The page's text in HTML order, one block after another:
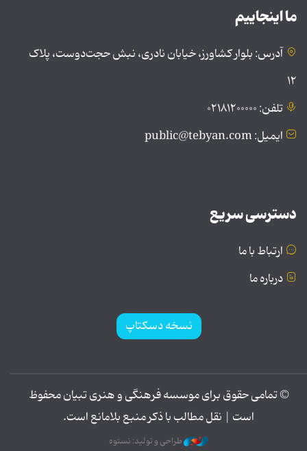
ما اینجاییم
آدرس: بلوار کشاورز، خیابان نادری، نبش حجت‌دوست، پلاک
۱۲
تلفن: ۰۲۱۸۱۲۰۰۰۰۰
ایمیل: public@tebyan.com
دسترسی سریع
ارتباط با ما
درباره ما
نسخه دسکتاپ
© تمامی حقوق برای موسسه فرهنگی و هنری تبیان محفوظ
است | نقل مطالب با ذکر منبع بلامانع است.
طراحی و تولید: نستوه